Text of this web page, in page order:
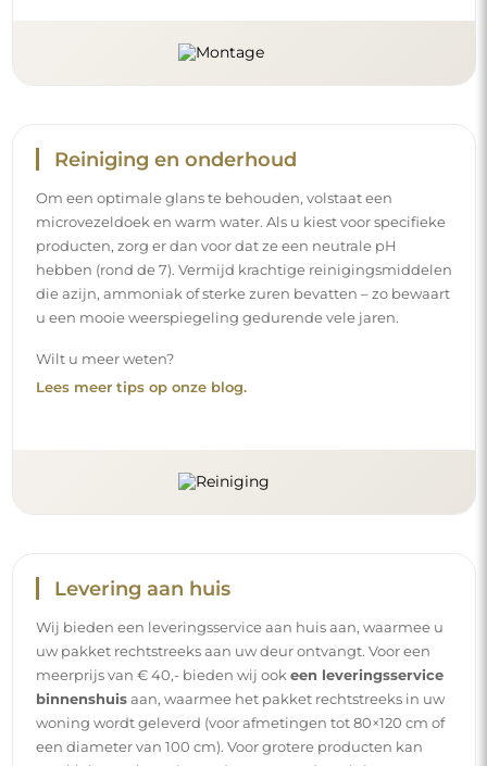
Reiniging en onderhoud
Om een optimale glans te behouden, volstaat een
microvezeldoek en warm water. Als u kiest voor specifieke
producten, zorg er dan voor dat ze een neutrale pH
hebben (rond de 7). Vermijd krachtige reinigingsmiddelen
die azijn, ammoniak of sterke zuren bevatten – zo bewaart
u een mooie weerspiegeling gedurende vele jaren.
Wilt u meer weten?
Lees meer tips op onze blog.
Levering aan huis
Wij bieden een leveringsservice aan huis aan, waarmee u
uw pakket rechtstreeks aan uw deur ontvangt. Voor een
meerprijs van € 40,- bieden wij ookeen leveringsservice
binnenshuisaan, waarmee het pakket rechtstreeks in uw
woning wordt geleverd (voor afmetingen tot 80×120 cm of
een diameter van 100 cm). Voor grotere producten kan